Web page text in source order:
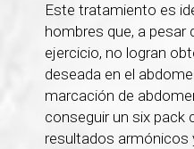
Este tratamiento es
hombres que, a pesar
ejercicio, no logran
deseada en el
marcación de
conseguir un six pack
resultados armónicos